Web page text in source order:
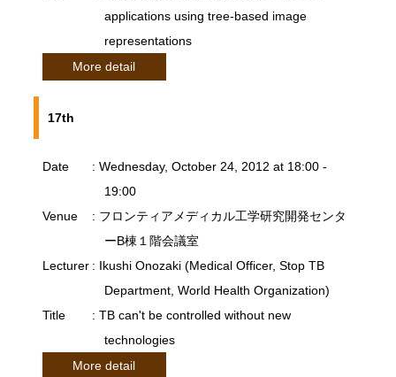
applications using tree-based image
representations
More detail
17th
Date
: Wednesday, October 24, 2012 at 18:00 -
19:00
Venue
: フロンティアメディカル工学研究開発センタ
ーB棟１階会議室
Lecturer : Ikushi Onozaki (Medical Officer, Stop TB
Department, World Health Organization)
Title
: TB can't be controlled without new
technologies
More detail